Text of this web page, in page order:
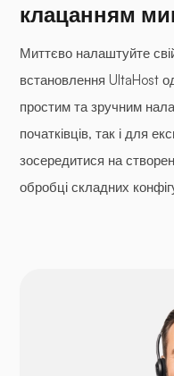
клацанням
Миттєво налаштуйте
встановлення UltaHost
простим та зручним
початківців, так і для
зосередитися на
обробці складних